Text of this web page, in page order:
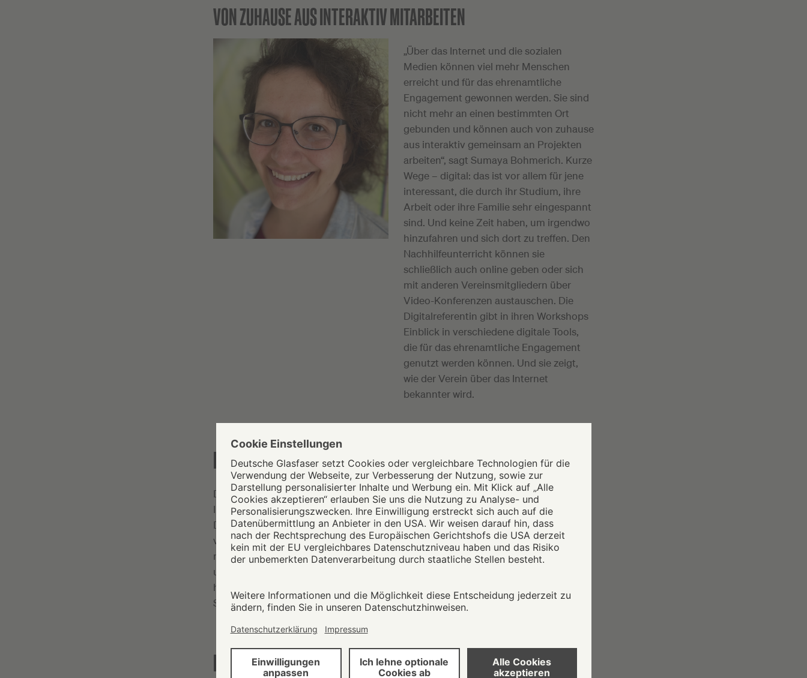
VON ZUHAUSE AUS INTERAKTIV MITARBEITEN
„Über das Internet und die sozialen
Medien können viel mehr Menschen
erreicht und für das ehrenamtliche
Engagement gewonnen werden. Sie sind
nicht mehr an einen bestimmten Ort
gebunden und können auch von zuhause
aus interaktiv gemeinsam an Projekten
arbeiten“, sagt Sumaya Bohmerich. Kurze
Wege – digital: das ist vor allem für jene
interessant, die durch ihr Studium, ihre
Arbeit oder ihre Familie sehr eingespannt
sind. Und keine Zeit haben, um irgendwo
hinzufahren und sich dort zu treffen. Den
Nachhilfeunterricht können sie
schließlich auch online geben oder sich
mit anderen Vereinsmitgliedern über
Video-Konferenzen austauschen. Die
Digitalreferentin gibt in ihren Workshops
Einblick in verschiedene digitale Tools,
die für das ehrenamtliche Engagement
genutzt werden können. Und sie zeigt,
wie der Verein über das Internet
bekannter wird.
DATENSCHUTZ UND SICHERHEIT
Damit sind aber auch neue Herausforderungen verbunden. Was gehört in das
Impressum einer Homepage? Sind die Daten der Mitglieder in einer Cloud sicher?
Darf ich die Fotos vom Sommerfest auf Facebook veröffentlichen? Für solche und
viele andere Fragen ist Sumaya Bohmerich da. „Einige der Teilnehmenden haben
noch nie ein Tablet in der Hand gehabt, andere gehen sehr unbedarft mit Daten
um“, erzählt sie. Und wenn in der Vereinskasse wieder einmal gähnende Leere
herrscht, erklärt sie, dass Spenden nicht nur über eine Tombola oder eine
Spendendose gesammelt werden können, sondern auch über das Internet.
DINA-CHECK FÜR VEREINE